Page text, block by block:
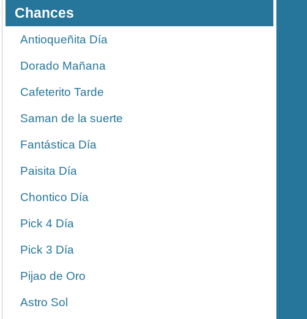
Chances
Antioqueñita Día
Dorado Mañana
Cafeterito Tarde
Saman de la suerte
Fantástica Día
Paisita Día
Chontico Día
Pick 4 Día
Pick 3 Día
Pijao de Oro
Astro Sol